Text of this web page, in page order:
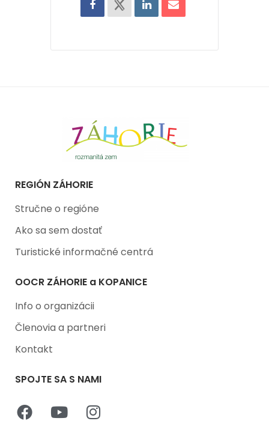
REGIÓN ZÁHORIE
Stručne o regióne
Ako sa sem dostať
Turistické informačné centrá
OOCR ZÁHORIE a KOPANICE
Info o organizácii
Členovia a partneri
Kontakt
SPOJTE SA S NAMI